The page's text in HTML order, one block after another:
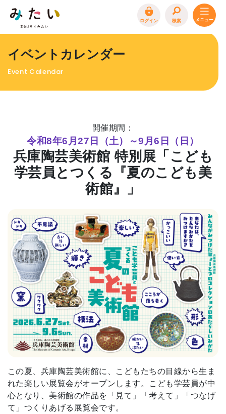
ログイン 検索
特集
エリア特集
まるはり×みたい お問合わせ イベント情報募集
サイトポリシー プライバシーポリシー 運営会社
イベントカレンダー
Event Calendar
開催期間：
令和8年6月27日（土）～9月6日（日）
兵庫陶芸美術館 特別展「こども
学芸員とつくる『夏のこども美
術館』」
この夏、兵庫陶芸美術館に、こどもたちの目線から生ま
れた楽しい展覧会がオープンします。こども学芸員が中
心となり、美術館の作品を「見て」「考えて」「つなげ
て」つくりあげる展覧会です。